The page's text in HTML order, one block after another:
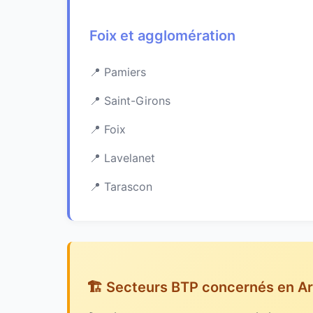
Foix et agglomération
Pamiers
Saint-Girons
Foix
Lavelanet
Tarascon
🏗️ Secteurs BTP concernés en